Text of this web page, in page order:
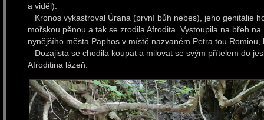
a viděl).
Kronos vykastroval Úrana (první bůh nebes), jeho genitálie
mořskou pěnou a tak se zrodila Afrodita. Vystoupila na břeh
nynějšího města Paphos v místě nazvaném Petra tou
Dozajista se chodila koupat a milovat se svým přítelem do
Afroditina lázeň.